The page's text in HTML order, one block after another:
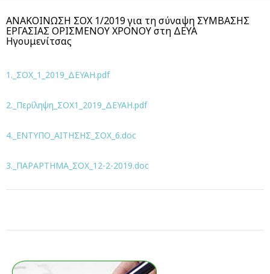
ΑΝΑΚΟΙΝΩΣΗ ΣΟΧ 1/2019 για τη σύναψη ΣΥΜΒΑΣΗΣ
ΕΡΓΑΣΙΑΣ ΟΡΙΣΜΕΝΟΥ ΧΡΟΝΟΥ στη ΔΕΥΑ
Ηγουμενίτσας
1._ΣΟΧ_1_2019_ΔΕΥΑΗ.pdf
2._Περίληψη_ΣΟΧ1_2019_ΔΕΥΑΗ.pdf
4._ΕΝΤΥΠΟ_ΑΙΤΗΣΗΣ_ΣΟΧ_6.doc
3._ΠΑΡΑΡΤΗΜΑ_ΣΟΧ_12-2-2019.doc